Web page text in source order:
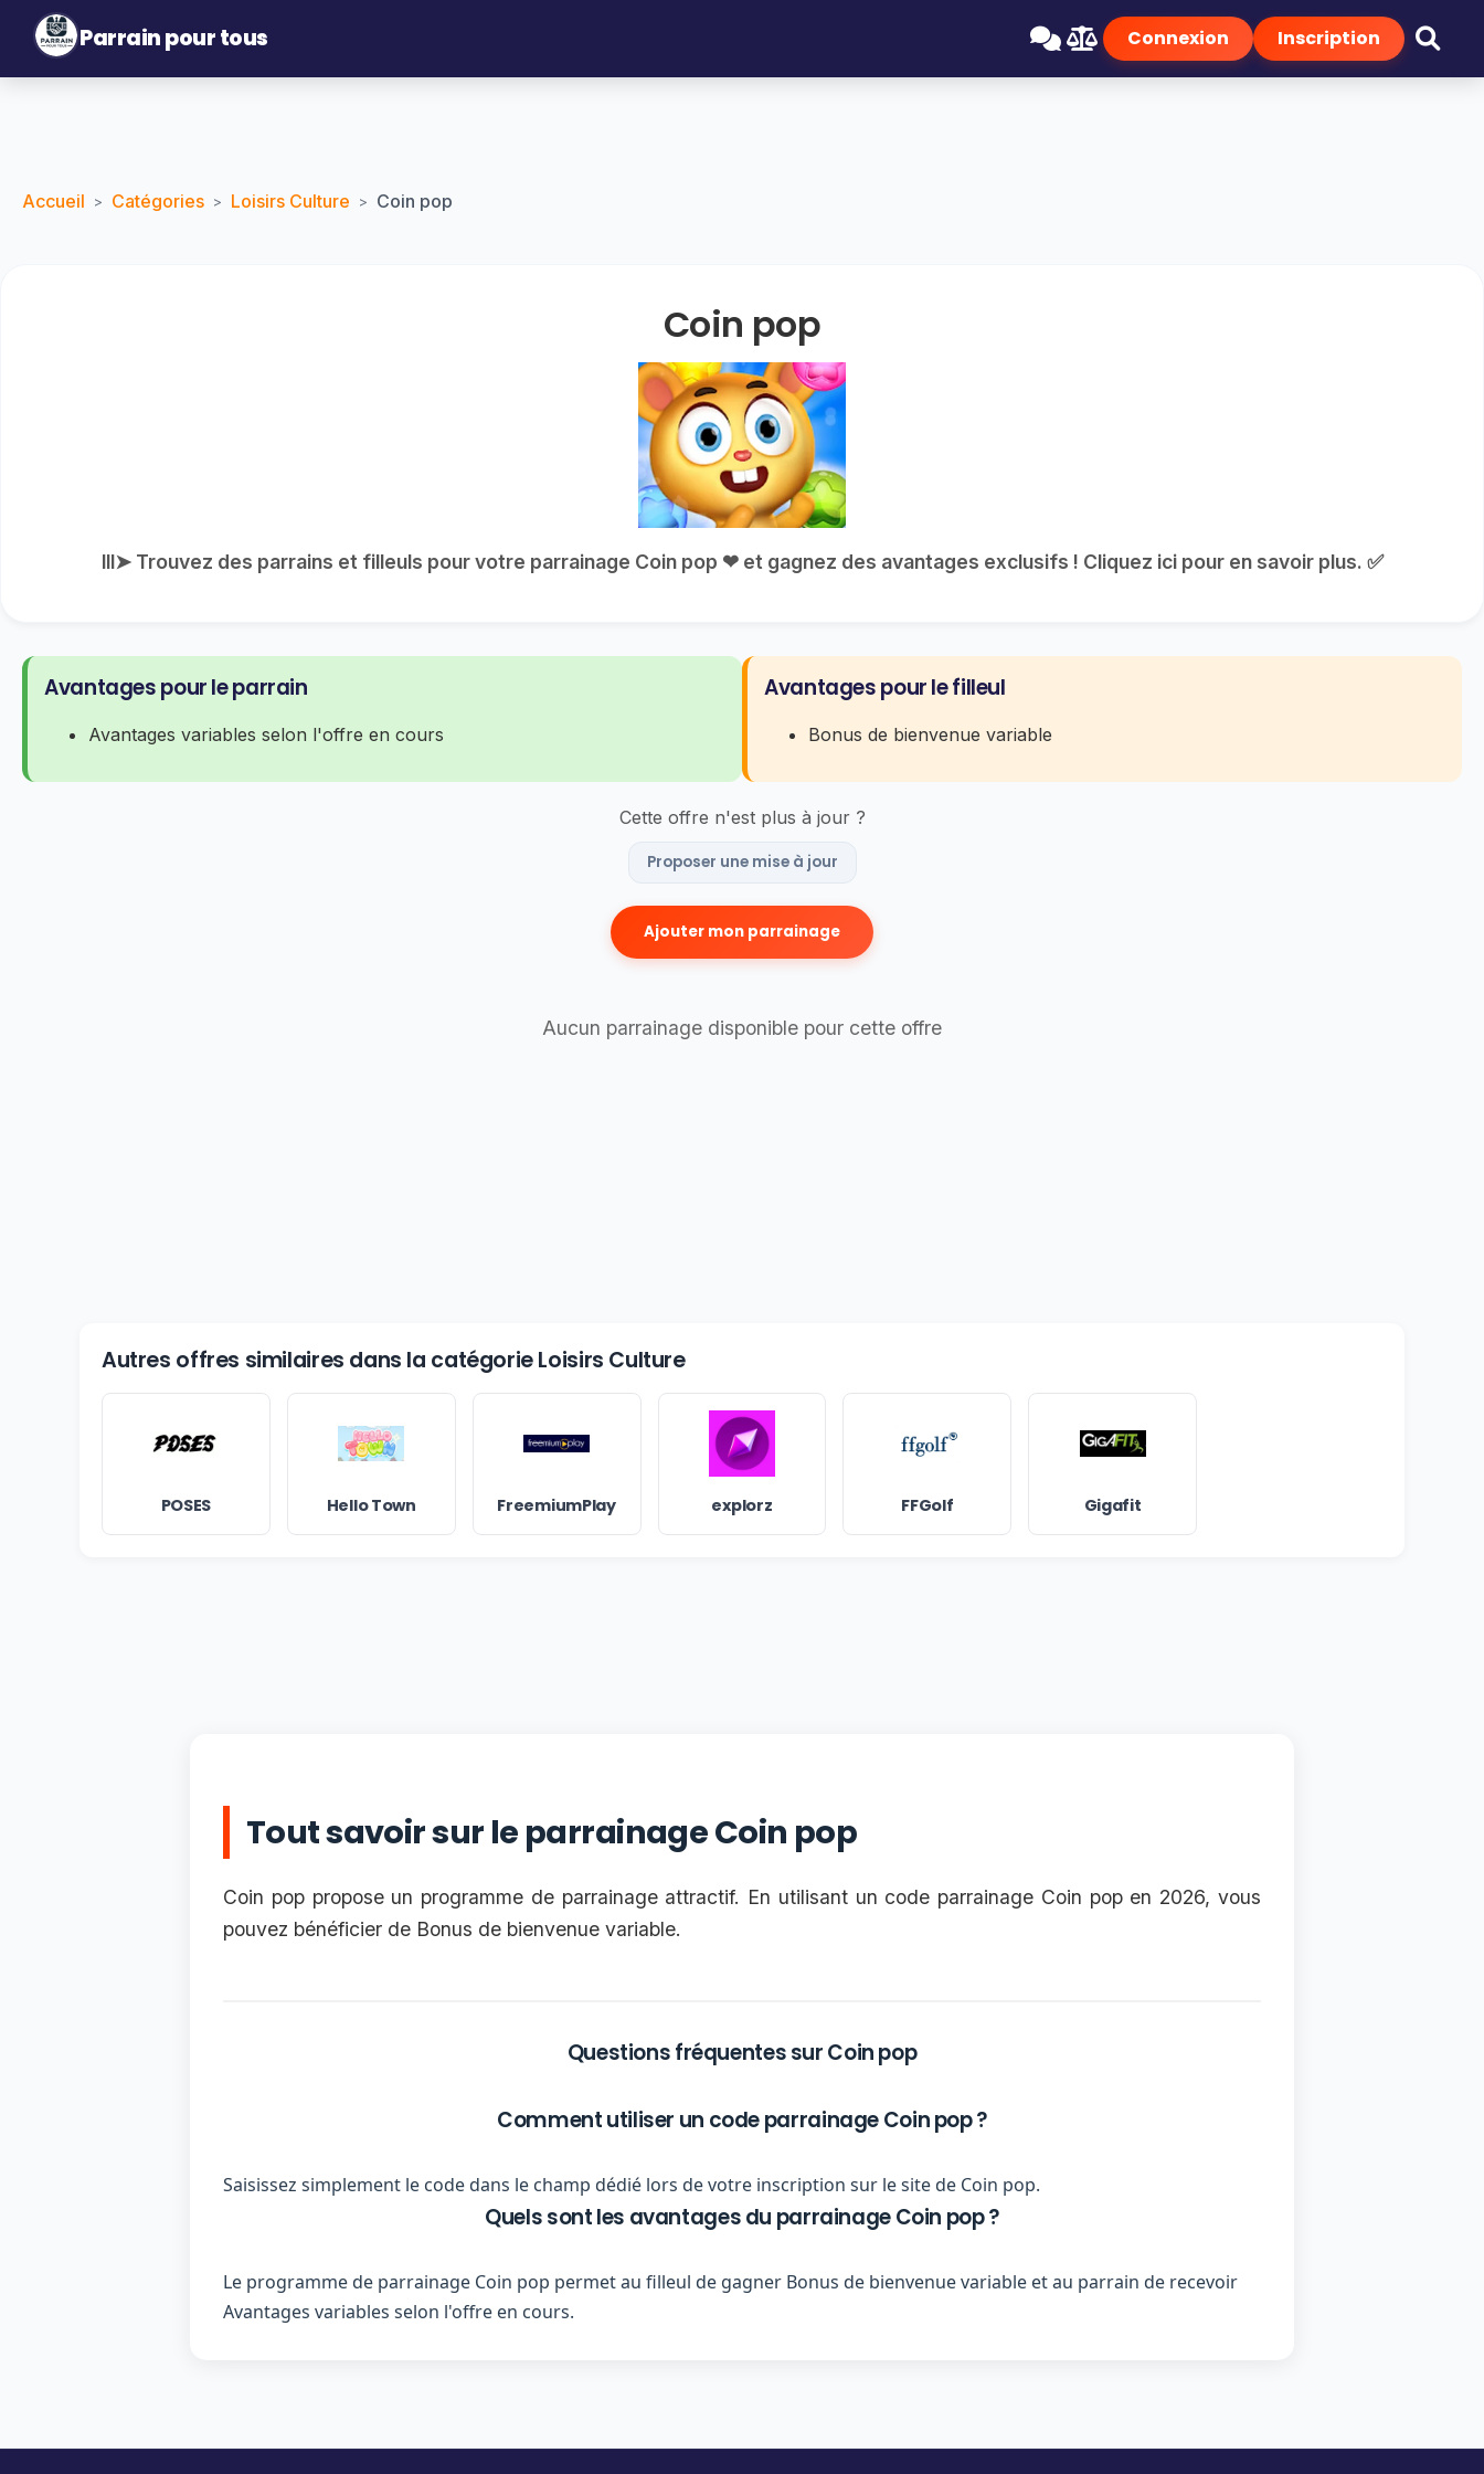
Parrain pour tous Connexion Inscription
Accueil > Catégories > Loisirs Culture > Coin pop
Coin pop
lll➤ Trouvez des parrains et filleuls pour votre parrainage Coin pop ❤ et gagnez des avantages exclusifs ! Cliquez ici pour en savoir plus. ✅
Avantages pour le parrain
Avantages variables selon l'offre en cours
Avantages pour le filleul
Bonus de bienvenue variable
Cette offre n'est plus à jour ?
Proposer une mise à jour
Ajouter mon parrainage
Aucun parrainage disponible pour cette offre
Autres offres similaires dans la catégorie Loisirs Culture
POSES Hello Town FreemiumPlay explorz FFGolf Gigafit
Tout savoir sur le parrainage Coin pop
Coin pop propose un programme de parrainage attractif. En utilisant un code parrainage Coin pop en 2026, vous
pouvez bénéficier de Bonus de bienvenue variable.
Questions fréquentes sur Coin pop
Comment utiliser un code parrainage Coin pop ?
Saisissez simplement le code dans le champ dédié lors de votre inscription sur le site de Coin pop.
Quels sont les avantages du parrainage Coin pop ?
Le programme de parrainage Coin pop permet au filleul de gagner Bonus de bienvenue variable et au parrain de recevoir
Avantages variables selon l'offre en cours.